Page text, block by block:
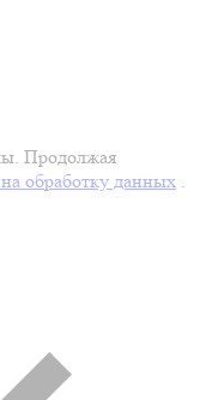
Продолжая
на обработку данных .